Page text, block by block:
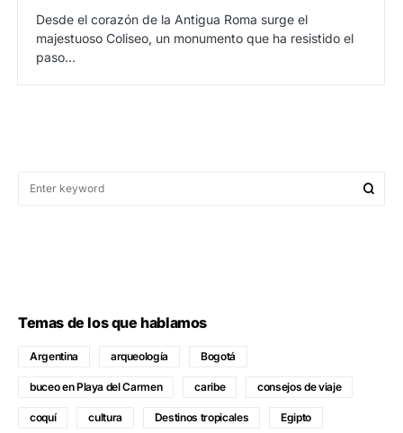
Desde el corazón de la Antigua Roma surge el
majestuoso Coliseo, un monumento que ha resistido el
paso…
Temas de los que hablamos
Argentina arqueología Bogotá
buceo en Playa del Carmen caribe consejos de viaje
coquí cultura Destinos tropicales Egipto